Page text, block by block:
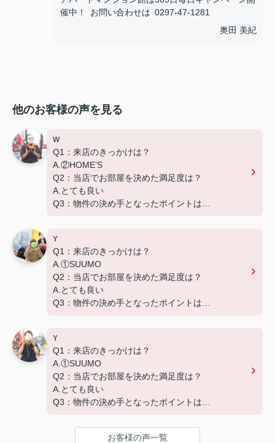
催中！ お問い合わせは 0297-47-1281
奥田 美紀
他のお客様の声を見る
W
Q1：来店のきっかけは？
A.②HOME’S
Q2：当店でお部屋を決めた満足度は？
A.とても良い
Q3：物件の決め手となったポイントは？
Y
Q1：来店のきっかけは？
A.①SUUMO
Q2：当店でお部屋を決めた満足度は？
A.とても良い
Q3：物件の決め手となったポイントは？
Y
Q1：来店のきっかけは？
A.①SUUMO
Q2：当店でお部屋を決めた満足度は？
A.とても良い
Q3：物件の決め手となったポイントは？
お客様の声一覧